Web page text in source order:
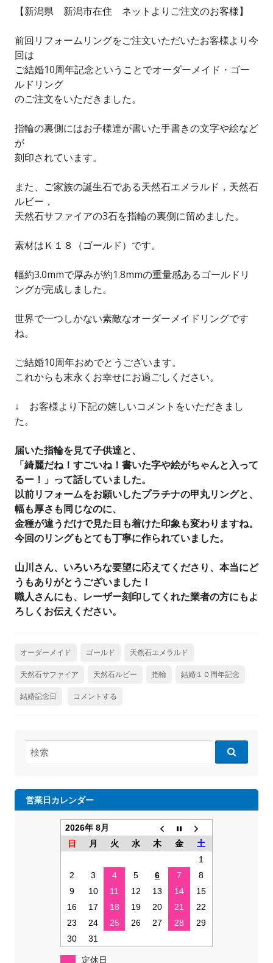
【新潟県 新潟市在住 ネットよりご注文のお客様】
前回リフォームリングをご注文いただいたお客様より今
回は
ご結婚10周年記念ということでオーダーメイド・ゴー
ルドリング
のご注文をいただきました。
指輪の裏側にはお子様達が書いた手書きの文字や絵など
が
刻印されています。
また、ご家族の誕生石である天然石エメラルド，天然石
ルビー，
天然石サファイアの3石を指輪の裏側に留めました。
素材はＫ１８（ゴールド）です。
幅約3.0mmで厚みが約1.8mmの重量感あるゴールドリ
ングが完成しました。
世界で一つしかない素敵なオーダーメイドリングです
ね。
ご結婚10周年おめでとうございます。
これからも末永くお幸せにお過ごしください。
↓ お客様より下記の嬉しいコメントをいただきまし
た。
届いた指輪を見て子供達と、
「綺麗だね！すごいね！書いた字や絵がちゃんと入って
るー！」って話していました。
以前リフォームをお願いしたプラチナの甲丸リングと、
幅も厚さも同じなのに、
金種が違うだけで見た目も着けた印象も変わりますね。
今回のリングもとても丁寧に作られていました。
山川さん、いろいろな要望に応えてくださり、本当にど
うもありがとうございました！
職人さんにも、レーザー刻印してくれた業者の方にもよ
ろしくお伝えください。
オーダーメイド ゴールド 天然石エメラルド
天然石サファイア 天然石ルビー 指輪 結婚１０周年記念
結婚記念日 コメントする
検
索:
営業日カレンダー
2026年 8月
日
月 火 水 木 金
土
1
2
3 4 5 6 7
8
9
10 11 12 13 14
15
16
17 18 19 20 21
22
23
24 25 26 27 28
29
30
31
定休日